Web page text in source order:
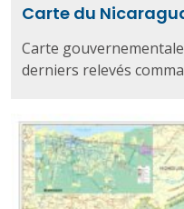
Carte du
Carte
derniers relevés